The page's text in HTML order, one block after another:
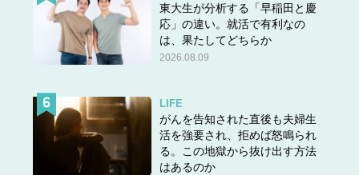
東大生が分析する「早稲田と慶
応」の違い。就活で有利なの
は、果たしてどちらか
2026.08.09
LIFE
がんを告知された直後も夫婦生
活を強要され、拒めば怒鳴られ
る。この地獄から抜け出す方法
はあるのか